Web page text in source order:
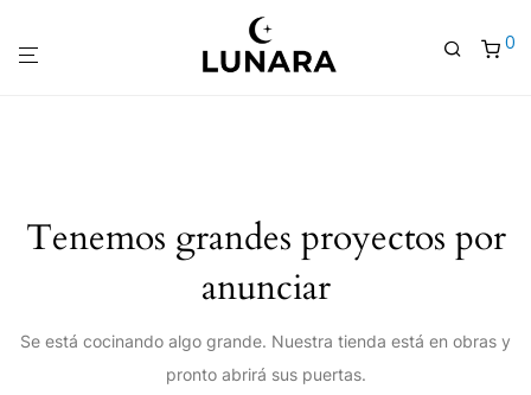
0
Tenemos grandes proyectos por
anunciar
Se está cocinando algo grande. Nuestra tienda está en obras y
pronto abrirá sus puertas.